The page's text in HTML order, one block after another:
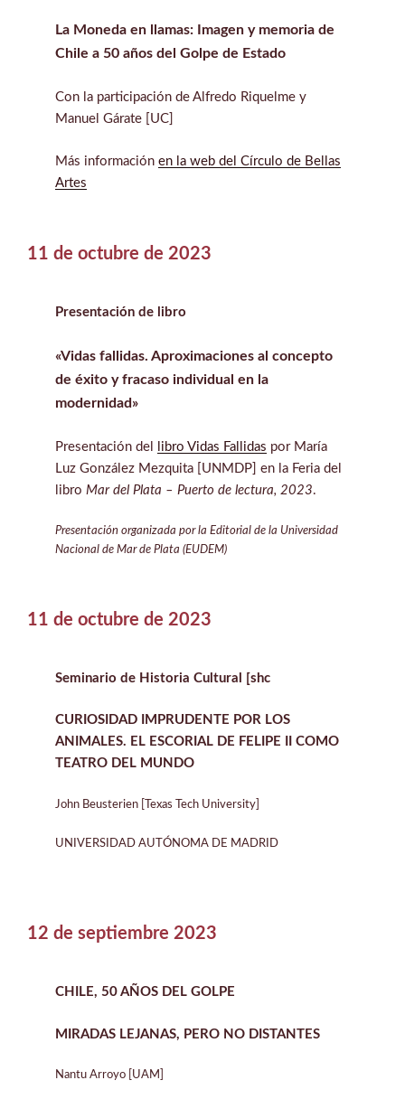
La Moneda en llamas: Imagen y memoria de
Chile a 50 años del Golpe de Estado
Con la participación de Alfredo Riquelme y
Manuel Gárate [UC]
Más informaciónen la web del Círculo de Bellas
Artes
11 de octubre de 2023
Presentación de libro
«Vidas fallidas. Aproximaciones al concepto
de éxito y fracaso individual en la
modernidad»
Presentación del libro Vidas Fallidas por María
Luz González Mezquita [UNMDP] en la Feria del
libro Mar del Plata – Puerto de lectura, 2023.
Presentación organizada por la Editorial de la Universidad
Nacional de Mar de Plata (EUDEM)
11 de octubre de 2023
Seminario de Historia Cultural [shc
CURIOSIDAD IMPRUDENTE POR LOS
ANIMALES. EL ESCORIAL DE FELIPE II COMO
TEATRO DEL MUNDO
John Beusterien [Texas Tech University]
UNIVERSIDAD AUTÓNOMA DE MADRID
12 de septiembre 2023
CHILE, 50 AÑOS DEL GOLPE
MIRADAS LEJANAS, PERO NO DISTANTES
Nantu Arroyo [UAM]